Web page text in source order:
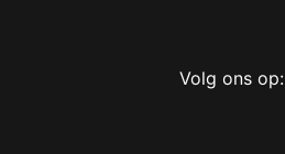
Volg ons op: